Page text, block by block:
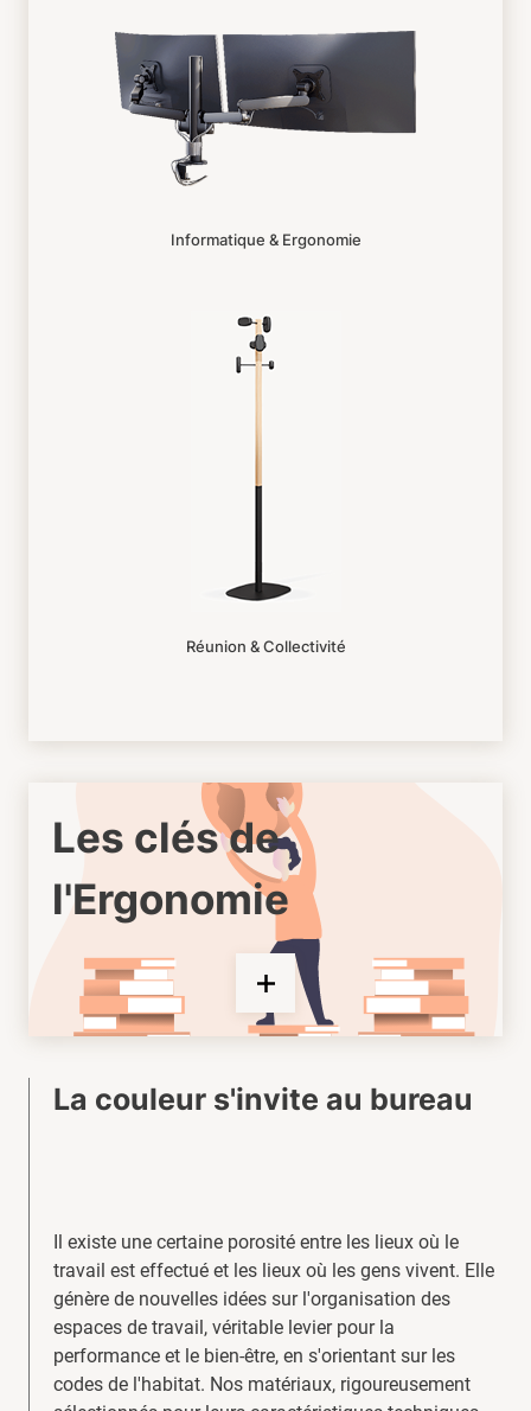
Informatique & Ergonomie
Réunion & Collectivité
Les clés de
l'Ergonomie
La couleur s'invite au bureau
Il existe une certaine porosité entre les lieux où le
travail est effectué et les lieux où les gens vivent. Elle
génère de nouvelles idées sur l'organisation des
espaces de travail, véritable levier pour la
performance et le bien-être, en s'orientant sur les
codes de l'habitat. Nos matériaux, rigoureusement